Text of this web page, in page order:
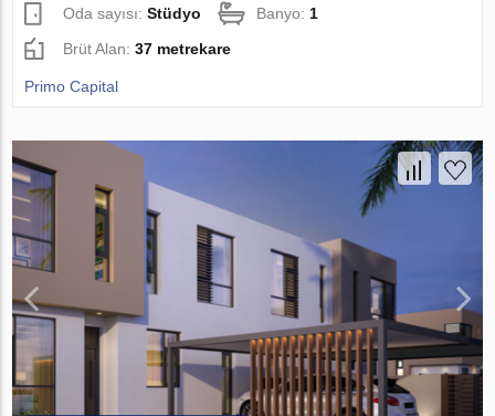
Oda sayısı:Stüdyo Banyo:1
Brüt Alan:37 metrekare
Primo Capital